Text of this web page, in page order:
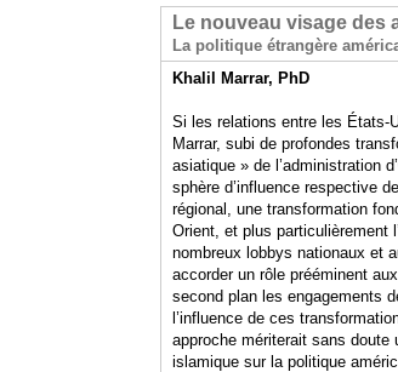
Le nouveau visage des
La politique étrangère
Khalil Marrar, PhD
Si les relations entre les États-
Marrar, subi de profondes
asiatique » de l’administration
sphère d’influence respective
régional, une transformation
Orient, et plus particulièrement
nombreux lobbys nationaux et
accorder un rôle prééminent
second plan les engagements
l’influence de ces
approche mériterait sans doute
islamique sur la politique